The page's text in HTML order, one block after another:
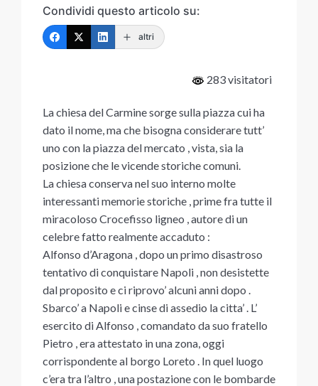
Condividi questo articolo su:
altri
283 visitatori
La chiesa del Carmine sorge sulla piazza cui ha
dato il nome, ma che bisogna considerare tutt’
uno con la piazza del mercato , vista, sia la
posizione che le vicende storiche comuni.
La chiesa conserva nel suo interno molte
interessanti memorie storiche , prime fra tutte il
miracoloso Crocefisso ligneo , autore di un
celebre fatto realmente accaduto :
Alfonso d’Aragona , dopo un primo disastroso
tentativo di conquistare Napoli , non desistette
dal proposito e ci riprovo’ alcuni anni dopo .
Sbarco’ a Napoli e cinse di assedio la citta’ . L’
esercito di Alfonso , comandato da suo fratello
Pietro , era attestato in una zona, oggi
corrispondente al borgo Loreto . In quel luogo
c’era tra l’altro , una postazione con le bombarde